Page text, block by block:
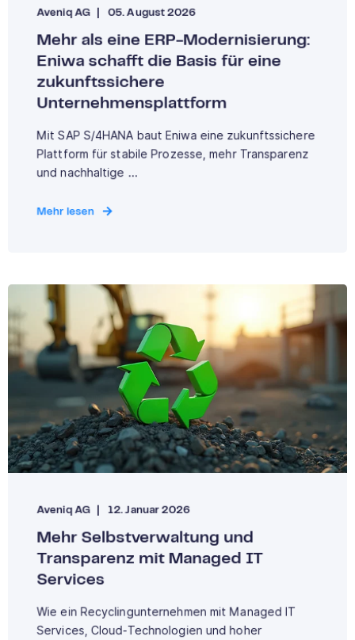
Aveniq AG 05. August 2026
Mehr als eine ERP-Modernisierung:
Eniwa schafft die Basis für eine
zukunftssichere
Unternehmensplattform
Mit SAP S/4HANA baut Eniwa eine zukunftssichere
Plattform für stabile Prozesse, mehr Transparenz
und nachhaltige ...
Mehr lesen
Aveniq AG 12. Januar 2026
Mehr Selbstverwaltung und
Transparenz mit Managed IT
Services
Wie ein Recyclingunternehmen mit Managed IT
Services, Cloud-Technologien und hoher